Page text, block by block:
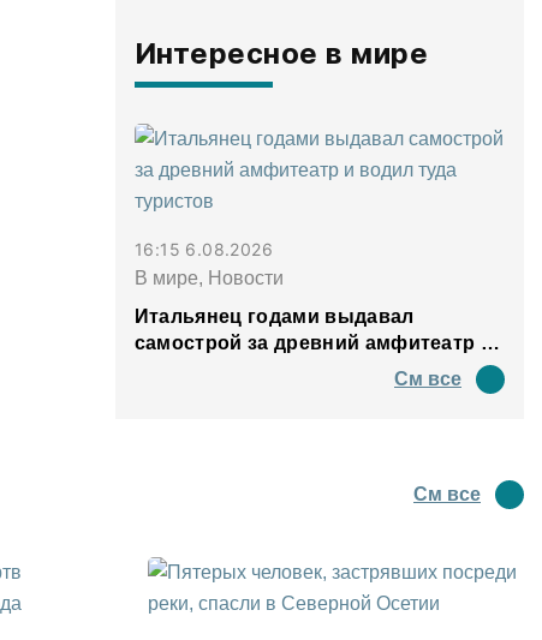
Интересное в мире
16:15 6.08.2026
В мире, Новости
Итальянец годами выдавал
самострой за древний амфитеатр и
См все
См все